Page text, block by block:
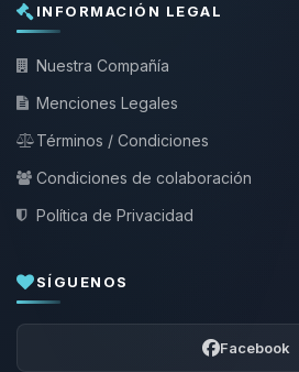
INFORMACIÓN LEGAL
Nuestra Compañía
Menciones Legales
Términos / Condiciones
Condiciones de colaboración
Política de Privacidad
SÍGUENOS
Facebook